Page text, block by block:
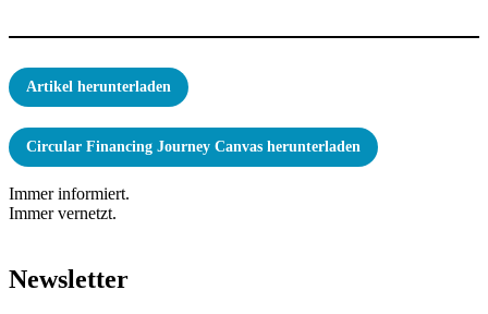
Artikel herunterladen
Circular Financing Journey Canvas herunterladen
Immer informiert.
Immer vernetzt.
Newsletter